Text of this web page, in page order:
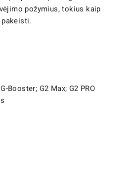
požymius, tokius kaip
Booster; G2 Max; G2 PRO